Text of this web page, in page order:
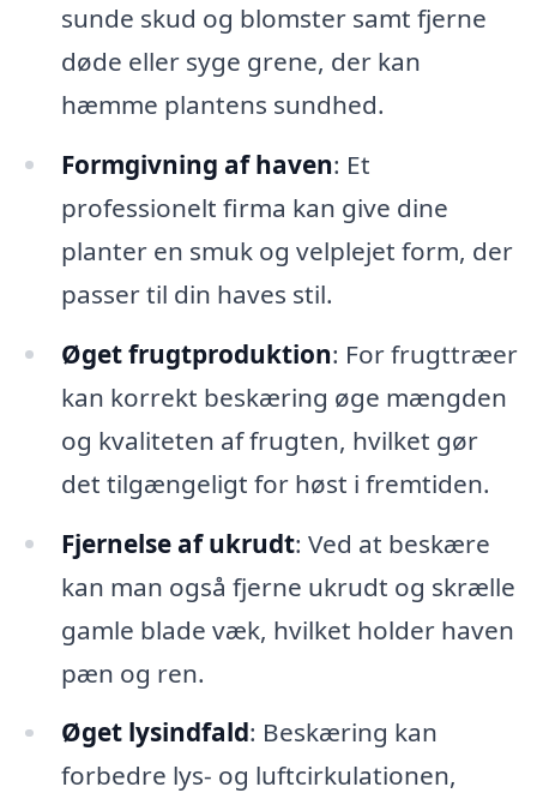
sunde skud og blomster samt fjerne
døde eller syge grene, der kan
hæmme plantens sundhed.
Formgivning af haven: Et
professionelt firma kan give dine
planter en smuk og velplejet form, der
passer til din haves stil.
Øget frugtproduktion: For frugttræer
kan korrekt beskæring øge mængden
og kvaliteten af frugten, hvilket gør
det tilgængeligt for høst i fremtiden.
Fjernelse af ukrudt: Ved at beskære
kan man også fjerne ukrudt og skrælle
gamle blade væk, hvilket holder haven
pæn og ren.
Øget lysindfald: Beskæring kan
forbedre lys- og luftcirkulationen,